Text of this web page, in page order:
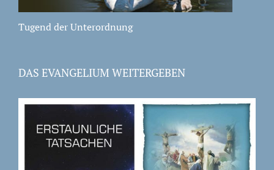
Tugend der Unterordnung
DAS EVANGELIUM WEITERGEBEN